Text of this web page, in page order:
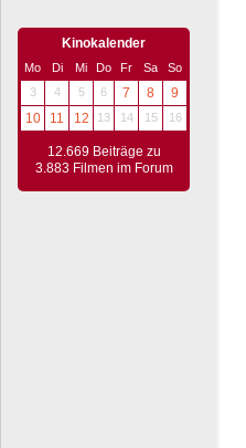
Kinokalender
Mo Di Mi Do Fr Sa
So
3
4 5 6 7 8
9
10
11 12 13 14 15 16
12.669 Beiträge zu
3.883 Filmen im Forum